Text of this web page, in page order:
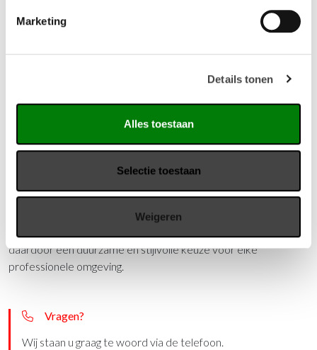
Marketing
Details tonen
Alles toestaan
Selectie toestaan
Weigeren
Omschrijving
werkplekken. Met een breedte van 80 cm, een hoogte van
informeel overleg. Het werkblad is 25 mm dik en afgewerkt
met een 2 mm dikke PVC stootrand, wat extra bescherming
biedt tegen dagelijkse slijtage. De V-leg tafel is leverbaar in
past bij uw interieur. Dankzij het slanke, open onderstel krijgt
de ruimte een lichte en toegankelijke uitstraling. De V-leg
combineert stevigheid met een eigentijds design en is
daardoor een duurzame en stijlvolle keuze voor elke
professionele omgeving.
Vragen?
Wij staan u graag te woord via de telefoon.